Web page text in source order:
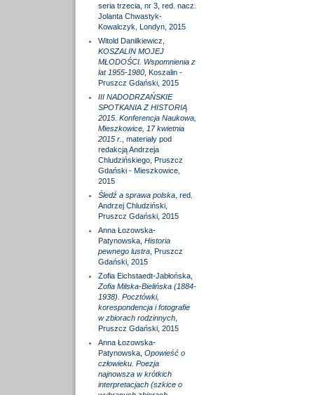
seria trzecia, nr 3, red. nacz.
Jolanta Chwastyk-
Kowalczyk, Londyn, 2015
Witold Danilkiewicz,
KOSZALIN MOJEJ
MŁODOŚCI. Wspomnienia z
lat 1955-1980, Koszalin -
Pruszcz Gdański, 2015
III NADODRZAŃSKIE
SPOTKANIA Z HISTORIĄ
2015. Konferencja Naukowa,
Mieszkowice, 17 kwietnia
2015 r.
, materiały pod
redakcją Andrzeja
Chludzińskiego, Pruszcz
Gdański - Mieszkowice,
2015
Śledź a sprawa polska, red.
Andrzej Chludziński,
Pruszcz Gdański, 2015
Anna Łozowska-
Patynowska, Historia
pewnego lustra, Pruszcz
Gdański, 2015
Zofia Eichstaedt-Jabłońska,
Zofia Milska-Bielińska (1884-
1938). Pocztówki,
korespondencja i fotografie
w zbiorach rodzinnych,
Pruszcz Gdański, 2015
Anna Łozowska-
Patynowska, Opowieść o
człowieku. Poezja
najnowsza w krótkich
interpretacjach (szkice o